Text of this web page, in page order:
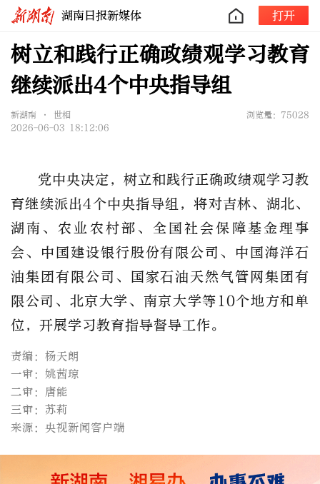
湖南日报新媒体 打开
树立和践行正确政绩观学习教育
继续派出4个中央指导组
新湖南 • 世相
浏览量：75028
2026-06-03 18:12:06
党中央决定，树立和践行正确政绩观学习教
育继续派出4个中央指导组，将对吉林、湖北、
湖南、农业农村部、全国社会保障基金理事
会、中国建设银行股份有限公司、中国海洋石
油集团有限公司、国家石油天然气管网集团有
限公司、北京大学、南京大学等10个地方和单
位，开展学习教育指导督导工作。
责编：杨天朗
一审：姚茜琼
二审：唐能
三审：苏莉
来源：央视新闻客户端